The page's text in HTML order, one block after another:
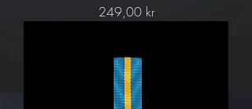
Pris
249,00 kr